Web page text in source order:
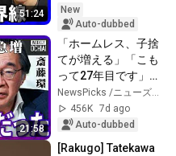
51:24
to Redu...
New
Auto-dubbed
21:58
「ホームレス、子捨
てが増える」「こも
って27年目です」ひ
きこもり1000万人時
代？「酒依存の悪循
環と同じ」第一人
者、斎藤環が明かす
456K 7d ago
Auto-dubbed
[Rakugo] Tatekawa